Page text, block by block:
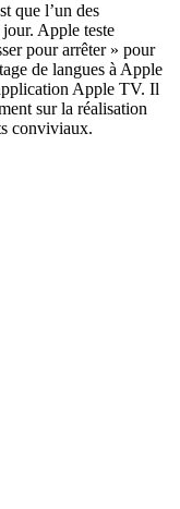
que l’un des
Apple teste
pour arrêter » pour
de langues à Apple
Apple TV. Il
sur la réalisation
conviviaux.